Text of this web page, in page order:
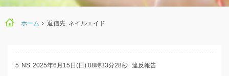
ホーム › 返信先: ネイルエイド
5 NS 2025年6月15日(日) 08時33分28秒 違反報告